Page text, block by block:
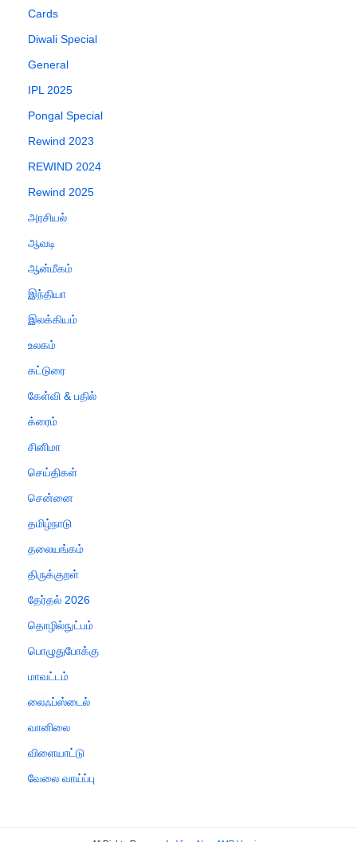
Cards
Diwali Special
General
IPL 2025
Pongal Special
Rewind 2023
REWIND 2024
Rewind 2025
அரசியல்
ஆவடி
ஆன்மீகம்
இந்தியா
இலக்கியம்
உலகம்
கட்டுரை
கேள்வி & பதில்
க்ரைம்
சினிமா
செய்திகள்
சென்னை
தமிழ்நாடு
தலையங்கம்
திருக்குறள்
தேர்தல் 2026
தொழில்நுட்பம்
பொழுதுபோக்கு
மாவட்டம்
லைஃப்ஸ்டைல்
வானிலை
விளையாட்டு
வேலை வாய்ப்பு